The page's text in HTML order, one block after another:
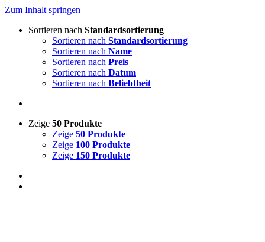
Zum Inhalt springen
Sortieren nach Standardsortierung
Sortieren nach Standardsortierung
Sortieren nach Name
Sortieren nach Preis
Sortieren nach Datum
Sortieren nach Beliebtheit
Zeige 50 Produkte
Zeige 50 Produkte
Zeige 100 Produkte
Zeige 150 Produkte